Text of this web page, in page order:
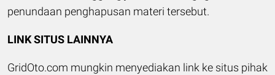
penundaan penghapusan materi tersebut.
LINK SITUS LAINNYA
GridOto.com mungkin menyediakan link ke situs pihak